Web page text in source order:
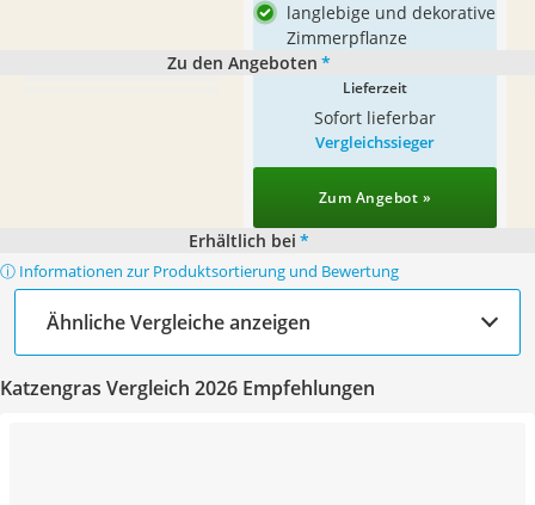
langlebige und dekorative
Zimmerpflanze
Zu den Angeboten *
Lieferzeit
Sofort lieferbar
Vergleichssieger
Zum Angebot »
Erhältlich bei *
ⓘ Informationen zur Produktsortierung und Bewertung
Ähnliche Vergleiche anzeigen
Katzengras Vergleich 2026 Empfehlungen